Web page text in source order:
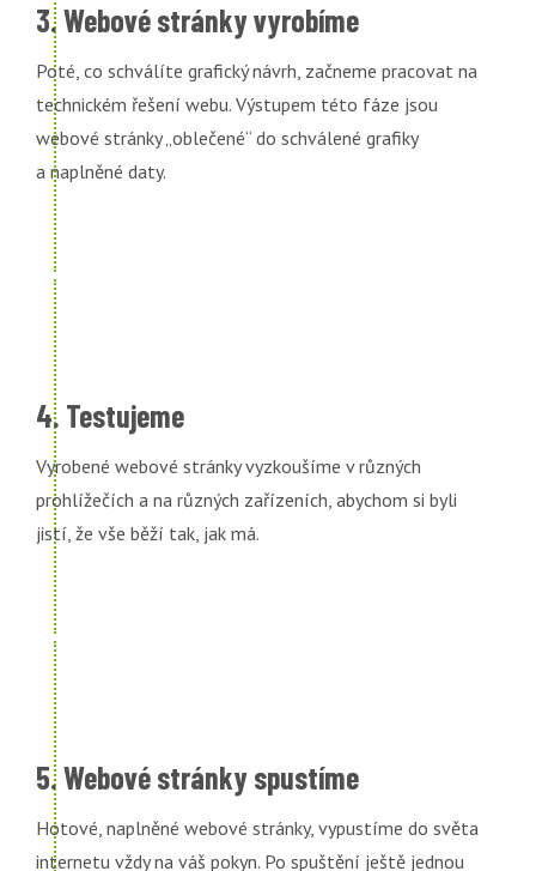
3. Webové stránky vyrobíme
Poté, co schválíte grafický návrh, začneme pracovat na
technickém řešení webu. Výstupem této fáze jsou
webové stránky „oblečené“ do schválené grafiky
a naplněné daty.
4. Testujeme
Vyrobené webové stránky vyzkoušíme v různých
prohlížečích a na různých zařízeních, abychom si byli
jistí, že vše běží tak, jak má.
5. Webové stránky spustíme
Hotové, naplněné webové stránky, vypustíme do světa
internetu vždy na váš pokyn. Po spuštění ještě jednou